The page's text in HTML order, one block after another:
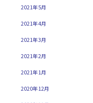
2021年5月
2021年4月
2021年3月
2021年2月
2021年1月
2020年12月